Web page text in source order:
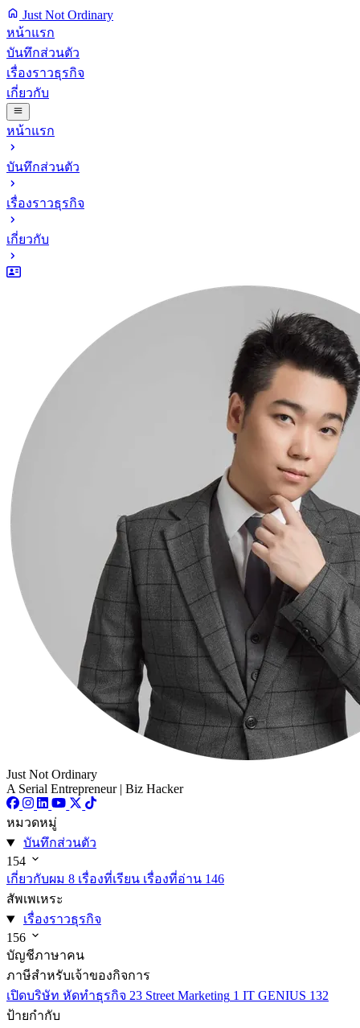
Just Not Ordinary
หน้าแรก
บันทึกส่วนตัว
เรื่องราวธุรกิจ
เกี่ยวกับ
หน้าแรก
บันทึกส่วนตัว
เรื่องราวธุรกิจ
เกี่ยวกับ
Just Not Ordinary
A Serial Entrepreneur | Biz Hacker
หมวดหมู่
บันทึกส่วนตัว
154
เกี่ยวกับผม 8 เรื่องที่เรียน เรื่องที่อ่าน 146
สัพเพเหระ
เรื่องราวธุรกิจ
156
บัญชีภาษาคน
ภาษีสำหรับเจ้าของกิจการ
เปิดบริษัท หัดทำธุรกิจ 23 Street Marketing 1 IT GENIUS 132
ป้ายกำกับ